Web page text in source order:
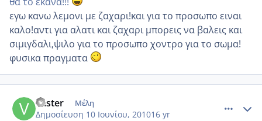
εγω κανω λεμονι με ζαχαρι!και για το προσωπο ειναι
καλο!αντι για αλατι και ζαχαρι μπορεις να βαλεις και
σιμιγδαλι,ψιλο για το προσωπο χοντρο για το σωμα!
φυσικα πραγματα
vaster Μέλη
Δημοσίευση 10 Ιουνίου, 201016 yr